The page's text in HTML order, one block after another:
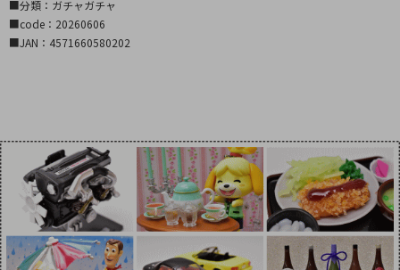
■分類：ガチャガチャ
■code：20260606
■JAN：4571660580202